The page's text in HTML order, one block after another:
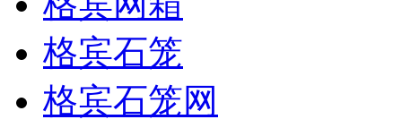
格宾石笼
格宾石笼网